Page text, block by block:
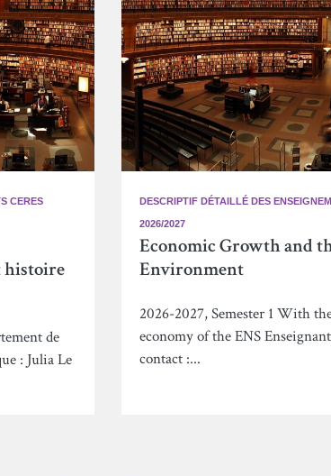
CERES
histoire
de
: Julia Le
DESCRIPTIF DÉTAILLÉ DES
2026/2027
Economic Growth and
Environment
2026-2027, Semester 1 With
economy of the ENS
contact :...